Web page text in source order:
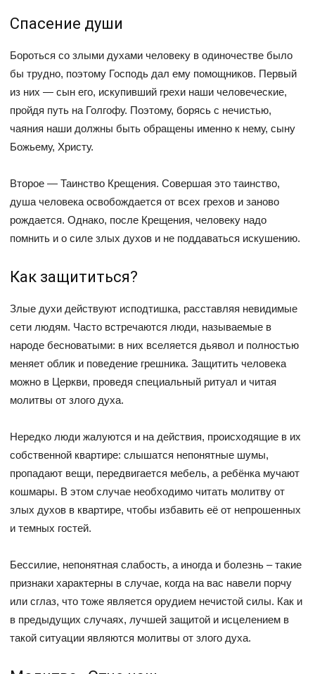
Спасение души
Бороться со злыми духами человеку в одиночестве было
бы трудно, поэтому Господь дал ему помощников. Первый
из них — сын его, искупивший грехи наши человеческие,
пройдя путь на Голгофу. Поэтому, борясь с нечистью,
чаяния наши должны быть обращены именно к нему, сыну
Божьему, Христу.
Второе — Таинство Крещения. Совершая это таинство,
душа человека освобождается от всех грехов и заново
рождается. Однако, после Крещения, человеку надо
помнить и о силе злых духов и не поддаваться искушению.
Как защититься?
Злые духи действуют исподтишка, расставляя невидимые
сети людям. Часто встречаются люди, называемые в
народе бесноватыми: в них вселяется дьявол и полностью
меняет облик и поведение грешника. Защитить человека
можно в Церкви, проведя специальный ритуал и читая
молитвы от злого духа.
Нередко люди жалуются и на действия, происходящие в их
собственной квартире: слышатся непонятные шумы,
пропадают вещи, передвигается мебель, а ребёнка мучают
кошмары. В этом случае необходимо читать молитву от
злых духов в квартире, чтобы избавить её от непрошенных
и темных гостей.
Бессилие, непонятная слабость, а иногда и болезнь – такие
признаки характерны в случае, когда на вас навели порчу
или сглаз, что тоже является орудием нечистой силы. Как и
в предыдущих случаях, лучшей защитой и исцелением в
такой ситуации являются молитвы от злого духа.